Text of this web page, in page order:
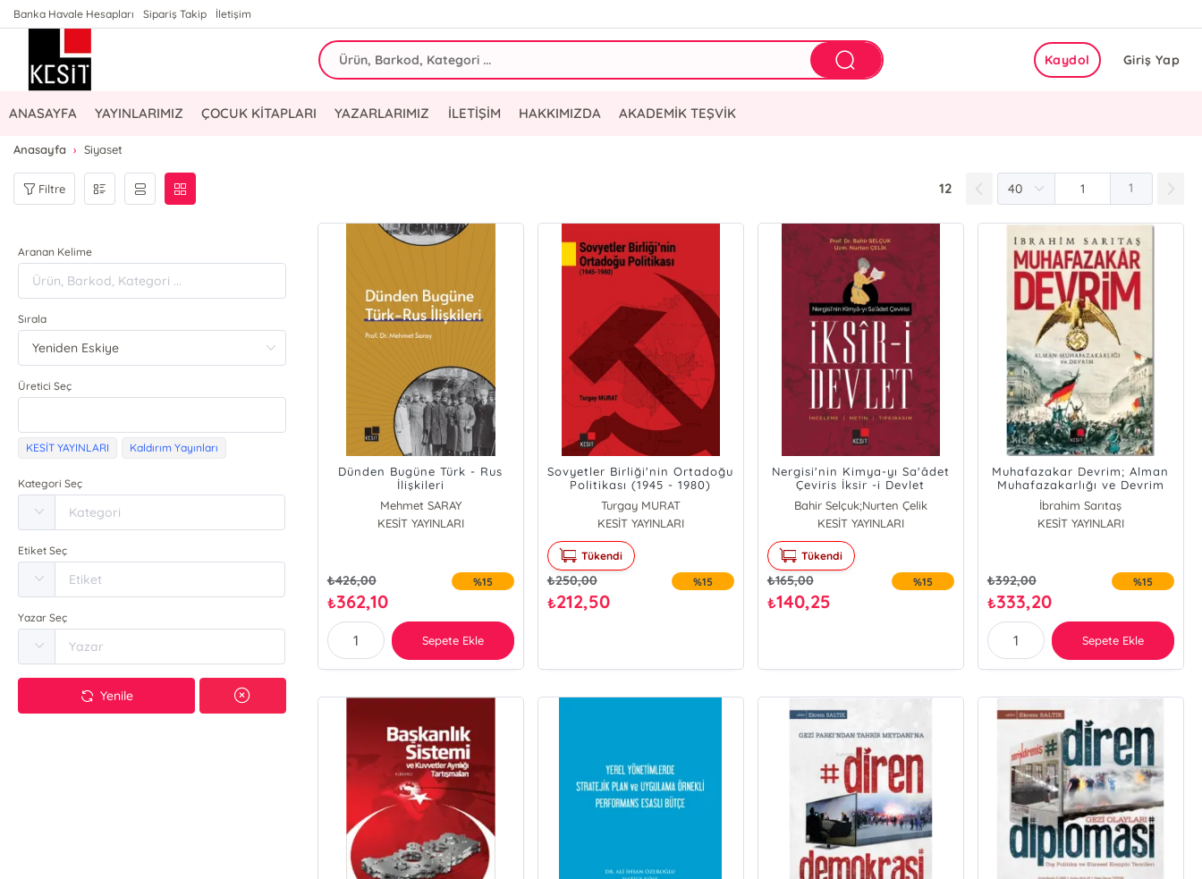
Banka Havale Hesapları Sipariş Takip İletişim
Giriş Yap
Kaydol
ANASAYFA YAYINLARIMIZ ÇOCUK KİTAPLARI YAZARLARIMIZ İLETİŞİM HAKKIMIZDA AKADEMİK TEŞVİK
Anasayfa Siyaset
Filtre 12 1
Aranan Kelime
Sırala
Üretici Seç
KESİT YAYINLARI Kaldırım Yayınları
Kategori Seç
Etiket Seç
Yazar Seç
Yenile
Dünden Bugüne Türk - Rus
İlişkileri
Mehmet SARAY
KESİT YAYINLARI
₺426,00
₺362,10
%15
Sepete Ekle
Sovyetler Birliği'nin Ortadoğu
Politikası (1945 - 1980)
Turgay MURAT
KESİT YAYINLARI
Tükendi
₺250,00
₺212,50
%15
Nergisi'nin Kimya-yı Sa'âdet
Çeviris İksir -i Devlet
Bahir Selçuk;Nurten Çelik
KESİT YAYINLARI
Tükendi
₺165,00
₺140,25
%15
Muhafazakar Devrim; Alman
Muhafazakarlığı ve Devrim
İbrahim Sarıtaş
KESİT YAYINLARI
₺392,00
₺333,20
%15
Sepete Ekle